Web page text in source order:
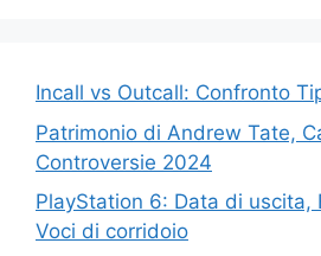
Incall vs Outcall: Confronto
Patrimonio di Andrew Tate,
Controversie 2024
PlayStation 6: Data di uscita,
Voci di corridoio